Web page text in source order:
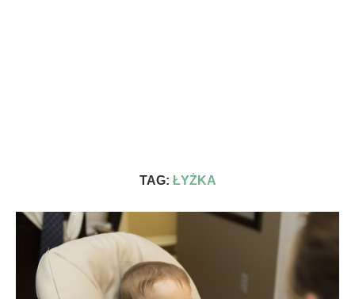
TAG: ŁYŻKA